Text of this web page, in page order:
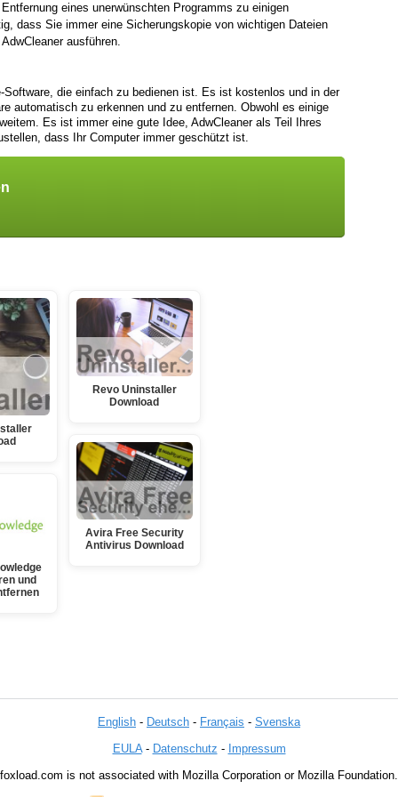
eines unerwünschten Programms zu einigen
dass Sie immer eine Sicherungskopie von wichtigen Dateien
ausführen.
die einfach zu bedienen ist. Es ist kostenlos und in der
automatisch zu erkennen und zu entfernen. Obwohl es einige
Es ist immer eine gute Idee, AdwCleaner als Teil Ihres
dass Ihr Computer immer geschützt ist.
und
Revo Uninstaller
Download
Avira Free Security
Antivirus Download
English - Deutsch - Français - Svenska
EULA- Datenschutz - Impressum
foxload.com is not associated with Mozilla Corporation or Mozilla Foundation.